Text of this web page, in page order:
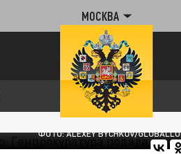
МОСКВА
ФОТО: ALEXEY BYCHKOV/